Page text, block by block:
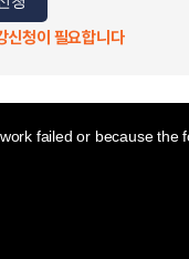
신청이 필요합니다
failed or because the